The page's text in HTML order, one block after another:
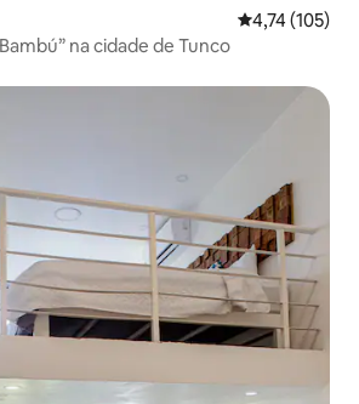
4,74 de uma
4,74 (105)
na cidade de Tunco